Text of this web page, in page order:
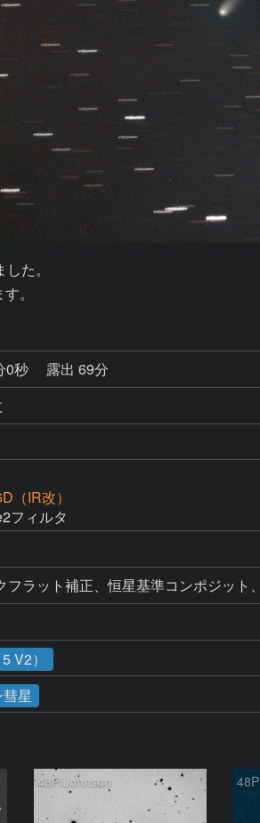
た。
。
0秒
露出 69分
（IR改）
フィルタ
フラット補正、恒星基準コンポジット
V2）
星
48P/Johnson